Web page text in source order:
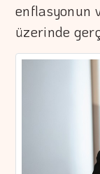
enflasyonun
üzerinde